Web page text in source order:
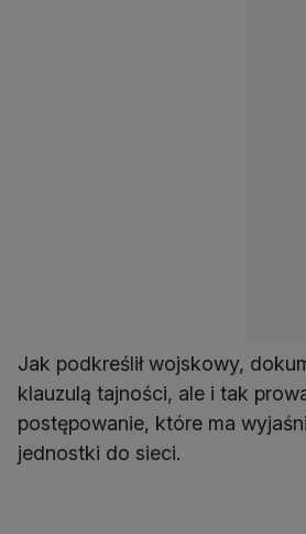
Jak podkreślił wojskowy,
klauzulą tajności, ale i tak
postępowanie, które ma
jednostki do sieci.